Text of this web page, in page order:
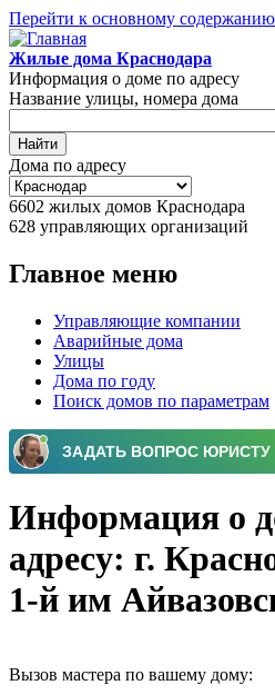
Перейти к основному содержанию
Жилые дома Краснодара
Информация о доме по адресу
Название улицы, номера дома
Дома по адресу
6602 жилых домов Краснодара
628 управляющих организаций
Главное меню
Управляющие компании
Аварийные дома
Улицы
Дома по году
Поиск домов по параметрам
Информация о
адресу: г.
1-й им
Вызов мастера по вашему дому: